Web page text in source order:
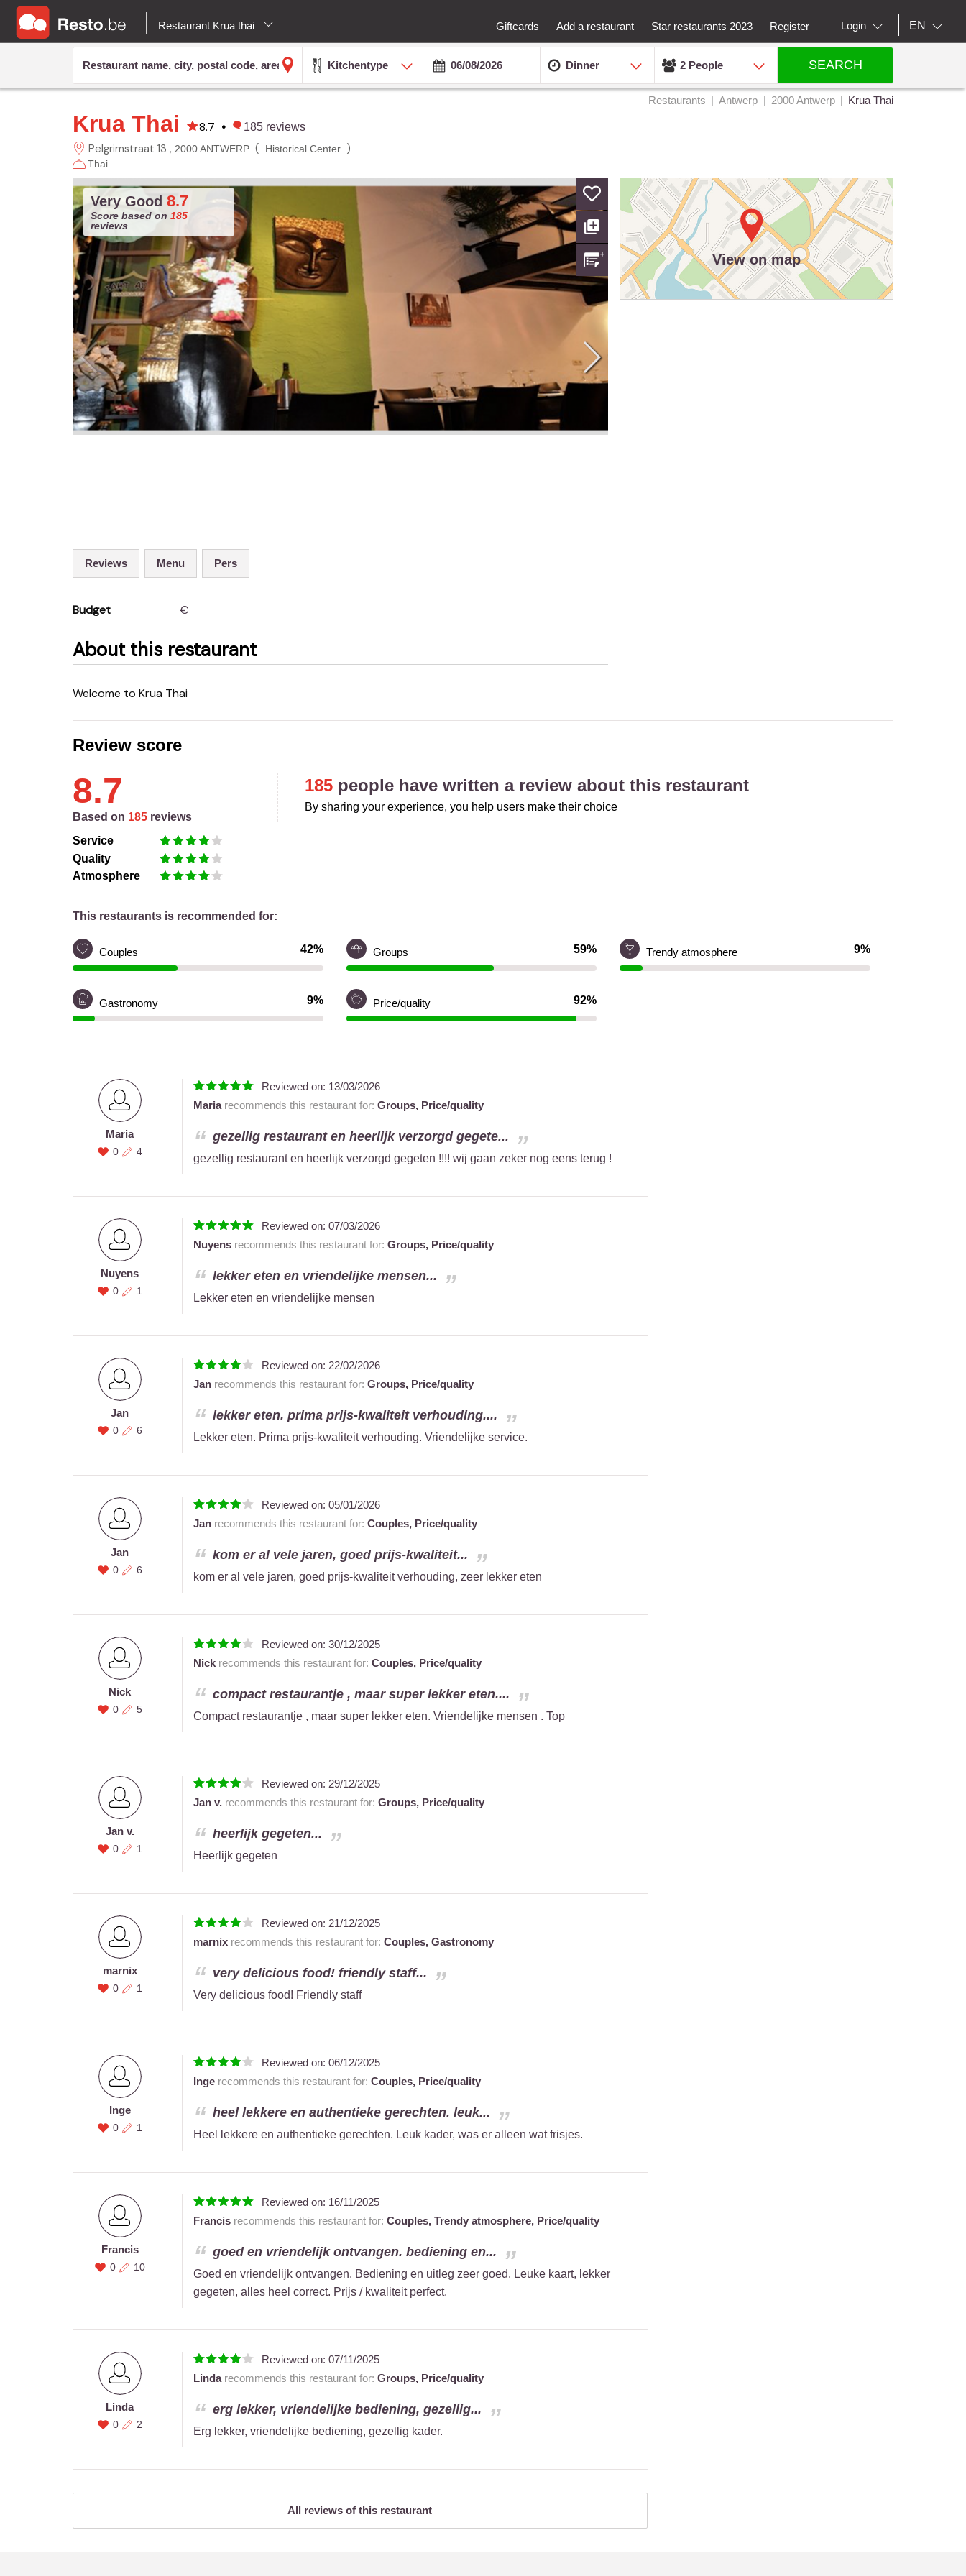
Restaurant Krua thai Giftcards Add a restaurant Star restaurants 2023 Register Login EN
Kitchentype Dinner 2 People SEARCH
Restaurants Antwerp 2000 Antwerp Krua Thai
Krua Thai 8.7 • 185 reviews
Pelgrimstraat 13 2000 ANTWERP( Historical Center)
Thai
Very Good 8.7
Score based on 185
reviews
Reviews Menu Pers
Budget €
About this restaurant
welcome to Krua Thai
View on map
Review score
8.7
Based on 185 reviews
Service
Quality
Atmosphere
185 people have written a review about this restaurant
By sharing your experience, you help users make their choice
This restaurants is recommended for:
Couples 42% Groups 59% Trendy atmosphere 9%
Gastronomy 9% Price/quality 92%
Maria
0 4
Reviewed on: 13/03/2026
Mariarecommends this restaurant for: Groups, Price/quality
gezellig restaurant en heerlijk verzorgd gegete...
gezellig restaurant en heerlijk verzorgd gegeten !!!! wij gaan zeker nog eens terug !
Nuyens
0 1
Reviewed on: 07/03/2026
Nuyensrecommends this restaurant for: Groups, Price/quality
lekker eten en vriendelijke mensen...
Lekker eten en vriendelijke mensen
Jan
0 6
Reviewed on: 22/02/2026
Janrecommends this restaurant for: Groups, Price/quality
lekker eten. prima prijs-kwaliteit verhouding....
Lekker eten. Prima prijs-kwaliteit verhouding. Vriendelijke service.
Jan
0 6
Reviewed on: 05/01/2026
Janrecommends this restaurant for: Couples, Price/quality
kom er al vele jaren, goed prijs-kwaliteit...
kom er al vele jaren, goed prijs-kwaliteit verhouding, zeer lekker eten
Nick
0 5
Reviewed on: 30/12/2025
Nickrecommends this restaurant for: Couples, Price/quality
compact restaurantje , maar super lekker eten....
Compact restaurantje , maar super lekker eten. Vriendelijke mensen . Top
Jan v.
0 1
Reviewed on: 29/12/2025
Jan v.recommends this restaurant for: Groups, Price/quality
heerlijk gegeten...
Heerlijk gegeten
marnix
0 1
Reviewed on: 21/12/2025
marnixrecommends this restaurant for: Couples, Gastronomy
very delicious food! friendly staff...
Very delicious food! Friendly staff
Inge
0 1
Reviewed on: 06/12/2025
Ingerecommends this restaurant for: Couples, Price/quality
heel lekkere en authentieke gerechten. leuk...
Heel lekkere en authentieke gerechten. Leuk kader, was er alleen wat frisjes.
Francis
0 10
Reviewed on: 16/11/2025
Francisrecommends this restaurant for: Couples, Trendy atmosphere, Price/quality
goed en vriendelijk ontvangen. bediening en...
Goed en vriendelijk ontvangen. Bediening en uitleg zeer goed. Leuke kaart, lekker
gegeten, alles heel correct. Prijs / kwaliteit perfect.
Linda
0 2
Reviewed on: 07/11/2025
Lindarecommends this restaurant for: Groups, Price/quality
erg lekker, vriendelijke bediening, gezellig...
Erg lekker, vriendelijke bediening, gezellig kader.
All reviews of this restaurant